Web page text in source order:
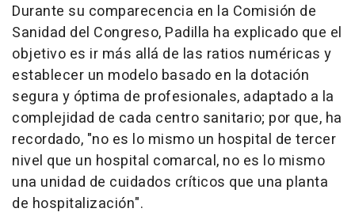
Durante su comparecencia en la Comisión de
Sanidad del Congreso, Padilla ha explicado que el
objetivo es ir más allá de las ratios numéricas y
establecer un modelo basado en la dotación
segura y óptima de profesionales, adaptado a la
complejidad de cada centro sanitario; por que, ha
recordado, "no es lo mismo un hospital de tercer
nivel que un hospital comarcal, no es lo mismo
una unidad de cuidados críticos que una planta
de hospitalización".